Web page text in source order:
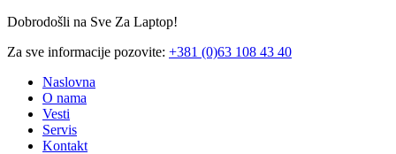
Dobrodošli na Sve Za Laptop!
Za sve informacije pozovite: +381 (0)63 108 43 40
Naslovna
O nama
Vesti
Servis
Kontakt